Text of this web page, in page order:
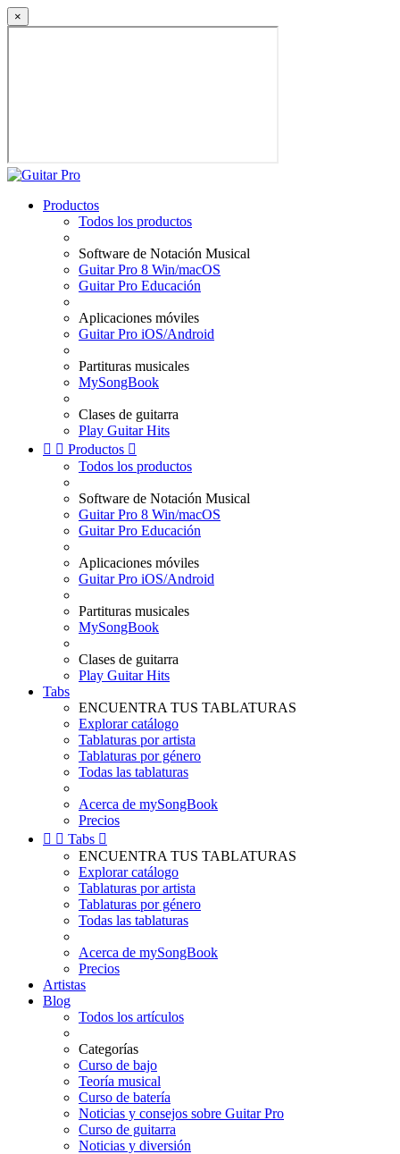
×
Productos
Todos los productos
Software de Notación Musical
Guitar Pro 8 Win/macOS
Guitar Pro Educación
Aplicaciones móviles
Guitar Pro iOS/Android
Partituras musicales
MySongBook
Clases de guitarra
Play Guitar Hits
  Productos 
Todos los productos
Software de Notación Musical
Guitar Pro 8 Win/macOS
Guitar Pro Educación
Aplicaciones móviles
Guitar Pro iOS/Android
Partituras musicales
MySongBook
Clases de guitarra
Play Guitar Hits
Tabs
ENCUENTRA TUS TABLATURAS
Explorar catálogo
Tablaturas por artista
Tablaturas por género
Todas las tablaturas
Acerca de mySongBook
Precios
  Tabs 
ENCUENTRA TUS TABLATURAS
Explorar catálogo
Tablaturas por artista
Tablaturas por género
Todas las tablaturas
Acerca de mySongBook
Precios
Artistas
Blog
Todos los artículos
Categorías
Curso de bajo
Teoría musical
Curso de batería
Noticias y consejos sobre Guitar Pro
Curso de guitarra
Noticias y diversión